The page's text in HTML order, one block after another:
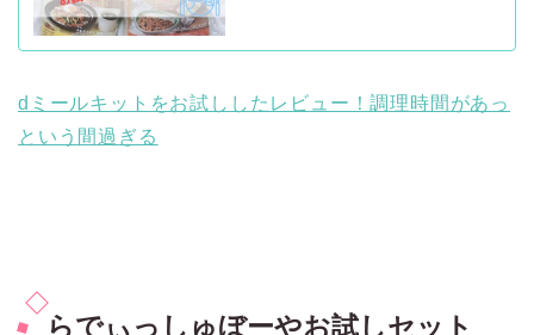
dミールキットをお試ししたレビュー！調理時間があっ
という間過ぎる
らでぃっしゅぼーやお試しセット